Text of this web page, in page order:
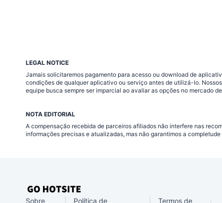
LEGAL NOTICE
Jamais solicitaremos pagamento para acesso ou download de
condições de qualquer aplicativo ou serviço antes de utilizá-lo.
equipe busca sempre ser imparcial ao avaliar as opções no mercado
NOTA EDITORIAL
A compensação recebida de parceiros afiliados não interfere nas
informações precisas e atualizadas, mas não garantimos a
Sobre Política de Termos de